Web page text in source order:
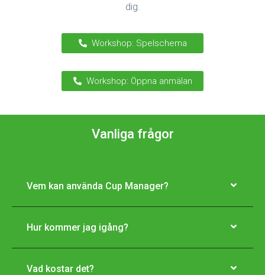
dig.
Workshop: Spelschema
Workshop: Öppna anmälan
Vanliga frågor
Vem kan använda Cup Manager?
Hur kommer jag igång?
Vad kostar det?